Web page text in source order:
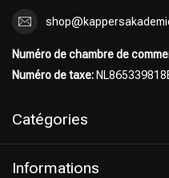
Numéro de chambre de
Numéro de taxe:
Catégories
Informations